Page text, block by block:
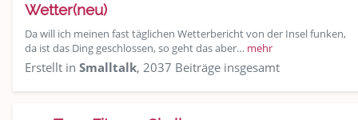
Wetter(neu)
Da will ich meinen fast täglichen Wetterbericht von der Insel funken,
da ist das Ding geschlossen, so geht das aber… mehr
Erstellt in Smalltalk, 2037 Beiträge insgesamt